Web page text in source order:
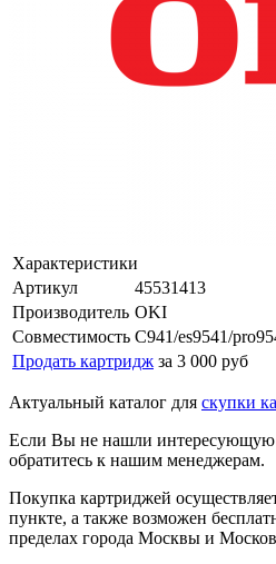
Характеристики
Артикул
45531413
Производитель OKI
Совместимость C941/es9541/
Продать картридж за 3 000 руб
Актуальный каталог для скупки
Если Вы не нашли интересующую
обратитесь к нашим менеджерам.
Покупка картриджей
пункте, а также возможен
пределах города Москвы и